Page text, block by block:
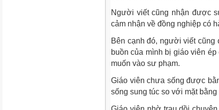
Người viết cũng nhận được
cảm nhận về đồng nghiệp có
Bên cạnh đó, người viết
buồn của mình bị giáo viên
muốn vào sư phạm.
Giáo viên chưa sống được
sống sung túc so với mặt